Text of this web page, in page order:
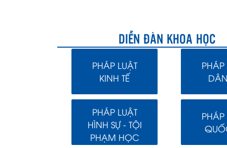
DIỄN ĐÀN KHOA HỌC
PHÁP LUẬT
KINH TẾ
PHÁP
PHÁP LUẬT
HÌNH SỰ - TỘI
PHẠM HỌC
PHÁP